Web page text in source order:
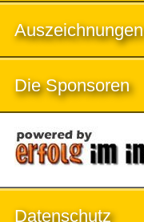
Auszeichnungen
Die Sponsoren
Datenschutz